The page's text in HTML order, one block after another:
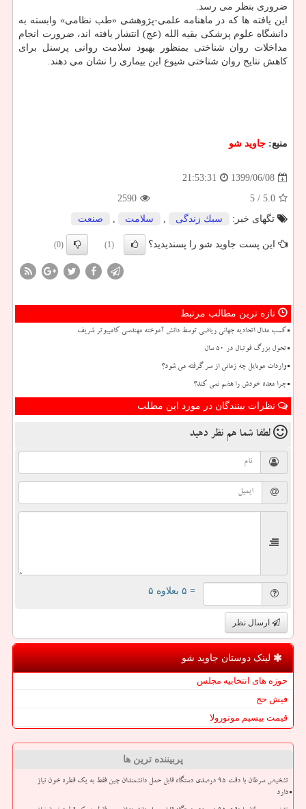
ضروری بنظر می رسد.
این یافته ها که در ماهنامه علمی-پژوهشی «طب نظامی» وابسته به
دانشگاه علوم پزشکی بقیه الله (عج) انتشار یافته اند، ضرورت انجام
مداخلات روان شناختی بمنظور بهبود سلامت روانی پرسنل برای
کاهش نتایج روان شناختی شیوع این بیماری را نشان می دهند.
منبع: جاوید شو
1399/06/08
21:53:31
5.0
/ 5
2590
تگهای خبر:
سبك زندگی , سلامت , صنعت
این پست جاوید شو را پسندیدید؟ (1)
(0)
تازه ترین مطالب مرتبط
کسب مدال اتحادیه جهانی ریاضی توسط دانش آموخته مهندسی کامپیوتر شریف
تحول بزرگ فوتبال در ۵۰ سال
واردات موبایل چه زمانی از سر گرفته می شود؟
چرا معده خودش را هضم نمی کند؟
نظرات بینندگان در مورد این مطلب
لطفا شما هم نظر دهید
= ۵ بعلاوه ۵
ارسال نظر
لینک دوستان جاوید شو
حوزه های انتخابیه مجلس
فیش حج
قیمت بیسیم موتورولا
پربیننده ترین ها
تشخیص سرطان با دقت ۹۵ درصدی دستگاه قابل حمل دانشمندان چین فقط به یک قطره خون نیاز
دارد